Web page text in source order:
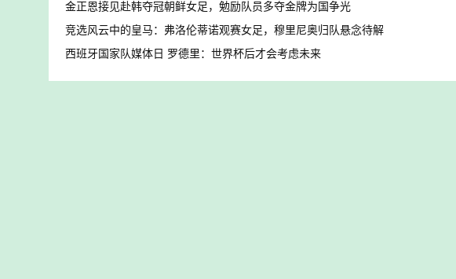
金正恩接见赴韩夺冠朝鲜女足，勉励队员多夺金牌为国争光
竞选风云中的皇马：弗洛伦蒂诺观赛女足，穆里尼奥归队悬念待解
西班牙国家队媒体日 罗德里：世界杯后才会考虑未来